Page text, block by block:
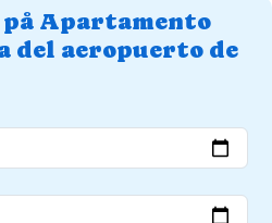
Apartamento
del aeropuerto de